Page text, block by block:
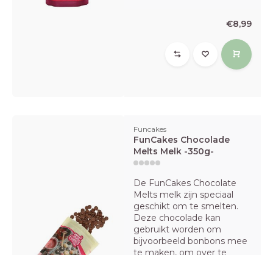
€8,99
Funcakes
FunCakes Chocolade
Melts Melk -350g-
De FunCakes Chocolate
Melts melk zijn speciaal
geschikt om te smelten.
Deze chocolade kan
gebruikt worden om
bijvoorbeeld bonbons mee
te maken, om over te